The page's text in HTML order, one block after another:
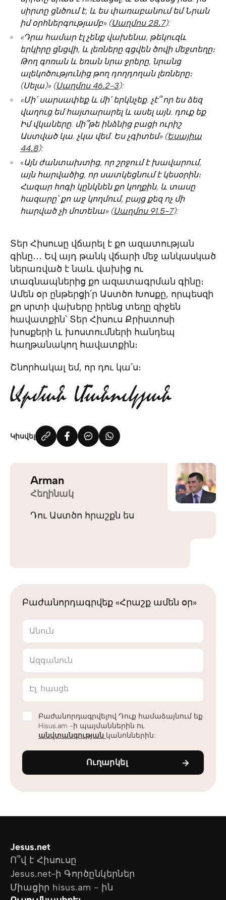
սիրտը ցնծում է, և ես փառաբանում եմ Նրան
իմ օրհներգությամբ» (‭‭Սաղմոս‬ ‭28․7):
«Դրա համար էլ չենք վախենա, թեկուզև
երկիրը ցնցվի, և լեռները գցվեն ծովի մեջտեղը։
Թող գոռան և եռան նրա ջրերը, նրանց
ալեկոծությունից թող դողդողան լեռները։
(Սելա)» (‬‭‭Սաղմոս‬ ‭46.2-3):‬
«Մի՛ սարսափեք և մի՛ երկնչեք. չէ՞ որ ես ձեզ
վաղուց եմ հայտարարել և ասել այն. դուք եք
Իմ վկաները. մի՞թե ինձնից բացի ուրիշ
Աստված կա. չկա վեմ. Ես չգիտեմ» (Եսայիա‬
‭44․8):
«Այն ժանտախտից, որ շրջում է խավարում,
այն հարվածից, որ սատկեցնում է կեսօրին։
Հազար հոգի կընկնեն քո կողքին, և տասը
հազարը՝ քո աջ կողմում, բայց քեզ ոչ մի
հարված չի մոտենա» (‬‭‭Սաղմոս‬ ‭91.5-7):
Տեր Հիսուսը վճարել է քո ազատության
գինը․․․ Եվ այդ թանկ վճարի մեջ անկասկած
ներառված է նաև վախից ու
տագնապներից քո ազատագրման գինը։
Ամեն օր ընթերցի՛ր Աստծո Խոսքը, որպեսզի
քո սրտի վախերը իրենց տեղը զիջեն
հավատքին՝ Տեր Հիսուս Քրիստոսի
խոսքերի և խոստումների հանդեպ
հաղթանակող հավատքին։
Շնորհակալ եմ, որ դու կա՛ս։
Կիսվել
Arman
Հեղինակ
Դու Աստծո հրաշքն ես
Բաժանորդագրվեք «Հրաշք ամեն օր»
Անուն
Ազգանուն
Էլ. հասցե
Բաժանորդագրվելով Դուք համաձայնում եք
Hisus.am -ի պայմաններին ու
անվտանգության կանոններին:
Ուղարկել
Jesus.net
Ո՞վ է Հիսուսը
Jesus.net-ի Գործընկերներ
Միացիր hisus.am - ին